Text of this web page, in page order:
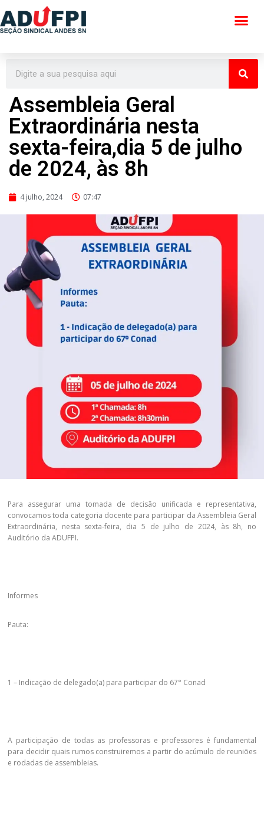
Pular
conteúdo
Assembleia Geral
Extraordinária nesta
sexta-feira,dia 5 de julho
de 2024, às 8h
4 julho, 2024 07:47
Para assegurar uma tomada de decisão unificada e representativa,
convocamos toda categoria docente para participar da Assembleia Geral
Extraordinária, nesta sexta-feira, dia 5 de julho de 2024, às 8h, no
Auditório da ADUFPI.
Informes
Pauta:
1 – Indicação de delegado(a) para participar do 67° Conad
A participação de todas as professoras e professores é fundamental
para decidir quais rumos construiremos a partir do acúmulo de reuniões
e rodadas de assembleias.